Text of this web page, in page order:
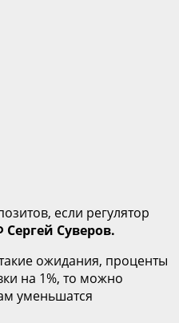
если регулятор
Суверов.
ожидания, проценты
на 1%, то можно
уменьшатся